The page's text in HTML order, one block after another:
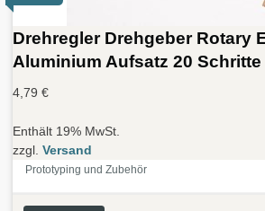
Drehregler Drehgeber Rotary
Aluminium Aufsatz 20
4,79 €
Enthält 19% MwSt.
zzgl. Versand
Prototyping und Zubehör